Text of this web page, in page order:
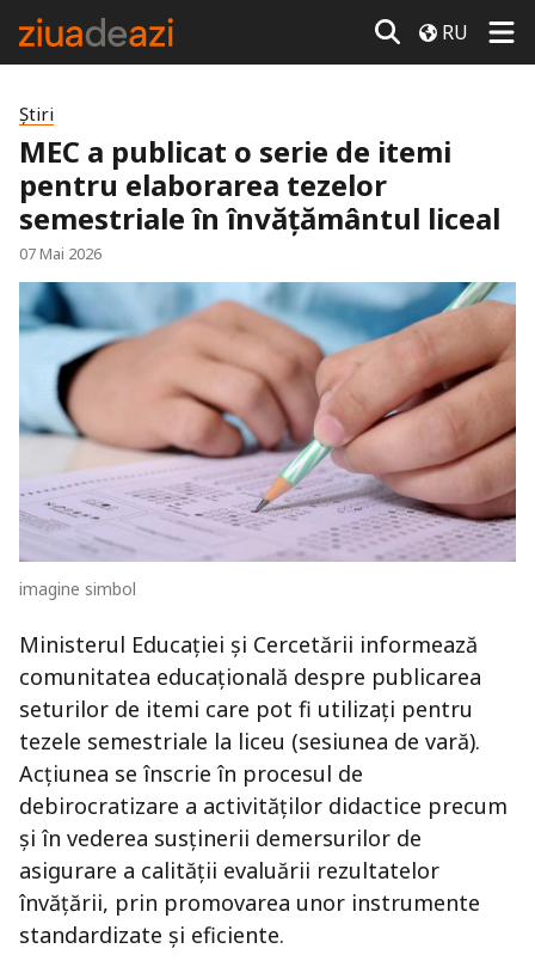
RU
Știri
MEC a publicat o serie de itemi
pentru elaborarea tezelor
semestriale în învățământul liceal
07 Mai 2026
imagine simbol
Ministerul Educației și Cercetării informează
comunitatea educațională despre publicarea
seturilor de itemi care pot fi utilizați pentru
tezele semestriale la liceu (sesiunea de vară).
Acțiunea se înscrie în procesul de
debirocratizare a activităților didactice precum
și în vederea susținerii demersurilor de
asigurare a calității evaluării rezultatelor
învățării, prin promovarea unor instrumente
standardizate și eficiente.